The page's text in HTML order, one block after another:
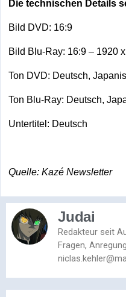
Die technischen Details
Bild DVD: 16:9
Bild Blu-Ray: 16:9 – 1920
Ton DVD: Deutsch,
Ton Blu-Ray: Deutsch,
Untertitel: Deutsch
Quelle: Kazé Newsletter
Judai
Redakteur seit
Fragen,